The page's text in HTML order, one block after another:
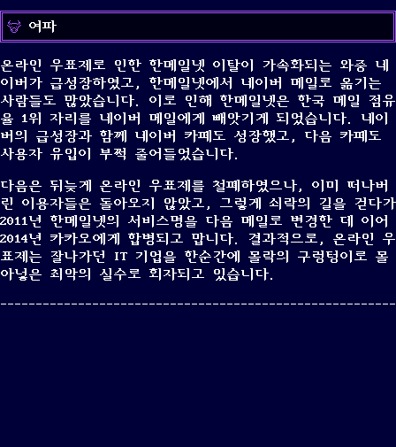
여파
온라인 우표제로 인한 한메일넷 이탈이 가속화되는 와중 네
이버가 급성장하였고, 한메일넷에서 네이버 메일로 옮기는
사람들도 많았습니다. 이로 인해 한메일넷은 한국 메일 점유
율 1위 자리를 네이버 메일에게 빼앗기게 되었습니다. 네이
버의 급성장과 함께 네이버 카페도 성장했고, 다음 카페도
사용자 유입이 부쩍 줄어들었습니다.
다음은 뒤늦게 온라인 우표제를 철폐하였으나, 이미 떠나버
린 이용자들은 돌아오지 않았고, 그렇게 쇠락의 길을 걷다가
2011년 한메일넷의 서비스명을 다음 메일로 변경한 데 이어
2014년 카카오에게 합병되고 맙니다. 결과적으로, 온라인 우
표제는 잘나가던 IT 기업을 한순간에 몰락의 구렁텅이로 몰
아넣은 최악의 실수로 회자되고 있습니다.